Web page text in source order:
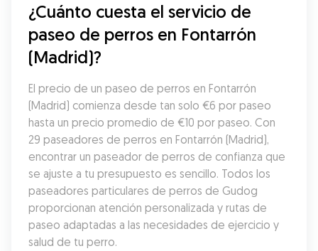
¿Cuánto cuesta el servicio de
paseo de perros en Fontarrón
(Madrid)?
El precio de un paseo de perros en Fontarrón
(Madrid) comienza desde tan solo €6 por paseo
hasta un precio promedio de €10 por paseo. Con
29 paseadores de perros en Fontarrón (Madrid),
encontrar un paseador de perros de confianza que
se ajuste a tu presupuesto es sencillo. Todos los
paseadores particulares de perros de Gudog
proporcionan atención personalizada y rutas de
paseo adaptadas a las necesidades de ejercicio y
salud de tu perro.